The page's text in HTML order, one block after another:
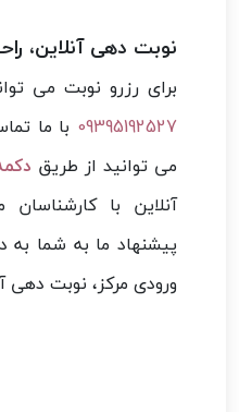
نوبت دهی آنلاین،
برای رزرو نوبت می
09395192527 با ما
می توانید از طریق
آنلاین با کارشناسان
پیشنهاد ما به شما به
ورودی مرکز، نوبت دهی